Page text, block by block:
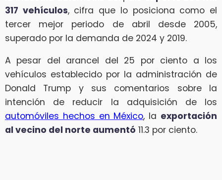
317 vehículos, cifra que lo posiciona como el
tercer mejor periodo de abril desde 2005,
superado por la demanda de 2024 y 2019.
A pesar del arancel del 25 por ciento a los
vehículos establecido por la administración de
Donald Trump y sus comentarios sobre la
intención de reducir la adquisición de los
automóviles hechos en México, la exportación
al vecino del norte aumentó 11.3 por ciento.